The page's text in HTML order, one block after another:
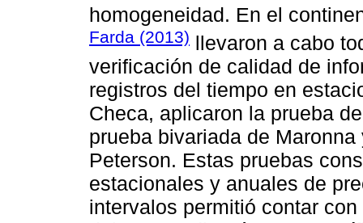
homogeneidad. En el
Farda (2013) llevaron a cabo
verificación de calidad de
registros del tiempo en
Checa, aplicaron la prueba
prueba bivariada de
Peterson. Estas pruebas
estacionales y anuales de
intervalos permitió contar